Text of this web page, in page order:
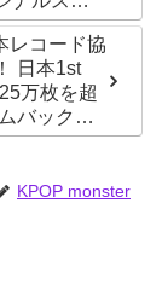
！ 卒業パ
スーツで
レコード協
日本1st
万枚を超
バックも
KPOP monster